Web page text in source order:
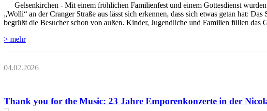
Gelsenkirchen - Mit einem fröhlichen Familienfest und einem Gottesdienst
„Wolli“ an der Cranger Straße aus lässt sich erkennen, dass sich etwas getan hat:
begrüßt die Besucher schon von außen. Kinder, Jugendliche und Familien füllen das
> mehr
04.02.2026
Thank you for the Music: 23 Jahre Emporenkonzerte in der